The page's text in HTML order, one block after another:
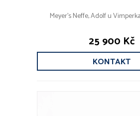
Meyer’s Neffe, Adolf u
25 900 Kč
KONTAKT